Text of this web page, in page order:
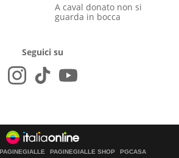
A caval donato non si
guarda in bocca
Seguici su
PAGINEGIALLE PAGINEGIALLE SHOP
PGCASA